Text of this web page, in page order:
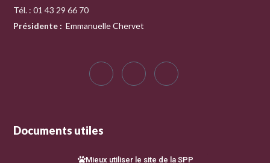
Tél. : 01 43 29 66 70
Présidente : Emmanuelle Chervet
Documents utiles
Mieux utiliser le site de la SPP